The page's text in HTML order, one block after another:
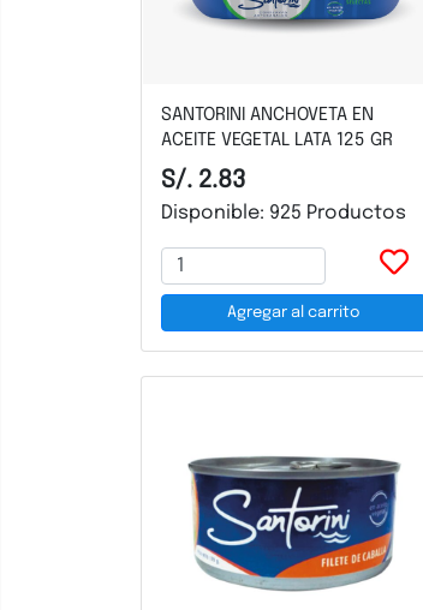
SANTORINI ANCHOVETA EN
ACEITE VEGETAL LATA 125 GR
S/. 2.83
Disponible: 925 Productos
Agregar al carrito